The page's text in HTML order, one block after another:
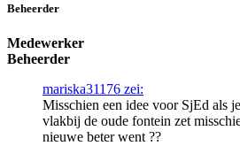
Beheerder
Medewerker
Beheerder
mariska31176 zei:
Misschien een idee voor SjEd als
vlakbij de oude fontein zet
nieuwe beter went ??